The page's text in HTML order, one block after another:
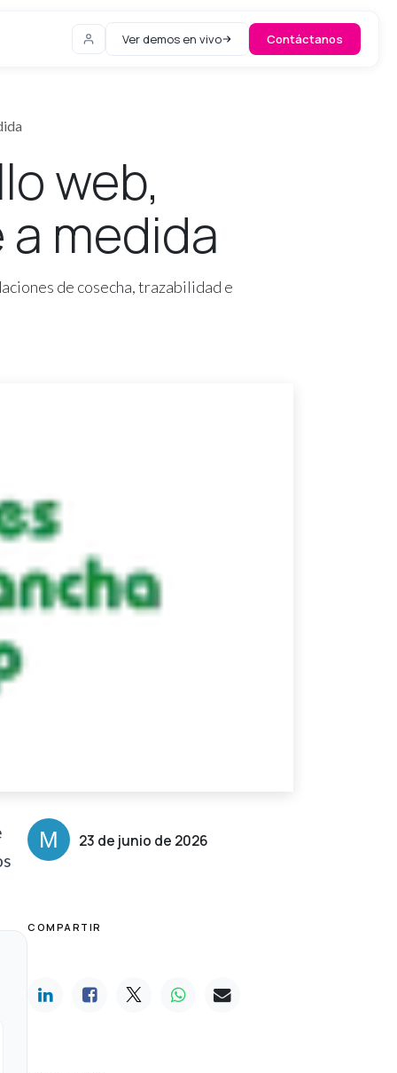
Ver demos en vivo Contáctanos
web,
medida
de cosecha, trazabilidad e
23 de junio de 2026
COMPARTIR